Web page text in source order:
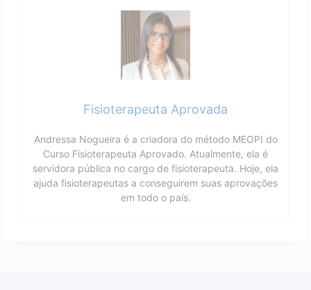
Fisioterapeuta Aprovada
Andressa Nogueira é a criadora do método MEOPI do
Curso Fisioterapeuta Aprovado. Atualmente, ela é
servidora pública no cargo de fisioterapeuta. Hoje, ela
ajuda fisioterapeutas a conseguirem suas aprovações
em todo o país.